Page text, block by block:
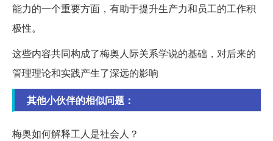
能力的一个重要方面，有助于提升生产力和员工的工作积
极性。
这些内容共同构成了梅奥人际关系学说的基础，对后来的
管理理论和实践产生了深远的影响
其他小伙伴的相似问题：
梅奥如何解释工人是社会人？